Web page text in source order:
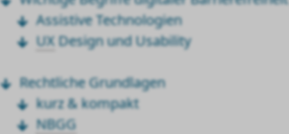
Assistive Technologien
UXDesign undUsability
Rechtliche Grundlagen
kurz & kompakt
NBGG